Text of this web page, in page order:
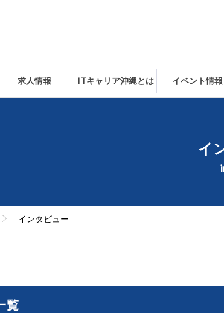
求人情報 ITキャリア沖縄とは イベント情報
イ
インタビュー
覧